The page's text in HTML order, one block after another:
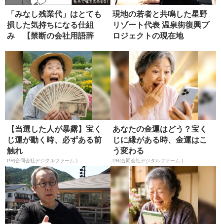
「みなし残業代」はとても
損した気持ちになる仕組
み 【禁断の会社用語辞
現地の若者と共鳴した星野
リゾート代表 温泉街復興プ
ロジェクトの現在地
【当選した人が暴露】宝く
じ運が動く時、必ずある前
触れ
PR(合同会社デジタルファーム )
あなたの金運はどう？宝く
じに縁がある時、金運はこ
う変わる
PR(合同会社デジタルファーム )